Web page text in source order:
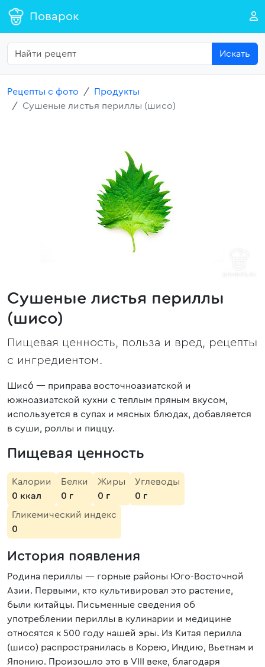
Поварок
Искать
Рецепты с фото
Продукты
Сушеные листья периллы (шисо)
Сушеные листья периллы
(шисо)
Пищевая ценность, польза и вред, рецепты
с ингредиентом.
Шисо́ — приправа восточноазиатской и
южноазиатской кухни с теплым пряным вкусом,
используется в супах и мясных блюдах, добавляется
в суши, роллы и пиццу.
Пищевая ценность
Калории
0 ккал
Белки
0 г
Жиры
0 г
Углеводы
0 г
Гликемический индекс
0
История появления
Родина периллы — горные районы Юго-Восточной
Азии. Первыми, кто культивировал это растение,
были китайцы. Письменные сведения об
употреблении периллы в кулинарии и медицине
относятся к 500 году нашей эры. Из Китая перилла
(шисо) распространилась в Корею, Индию, Вьетнам и
Японию. Произошло это в VIII веке, благодаря